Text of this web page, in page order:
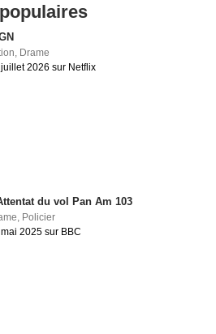
Drame
2026 sur Netflix
du vol Pan Am 103
, Policier
2025 sur BBC